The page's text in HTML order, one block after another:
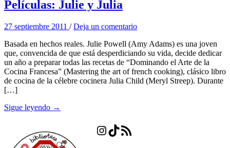
Películas: Julie y Julia
27 septiembre 2011 /Deja un comentario
Basada en hechos reales. Julie Powell (Amy Adams) es una joven
que, convencida de que está desperdiciando su vida, decide dedicar
un año a preparar todas las recetas de “Dominando el Arte de la
Cocina Francesa” (Mastering the art of french cooking), clásico libro
de cocina de la célebre cocinera Julia Child (Meryl Streep). Durante
[…]
Sigue leyendo →
Instagram
TikTok
Feed RSS